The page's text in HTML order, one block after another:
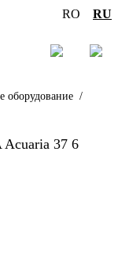
RO RU
оборудование /
Acuaria 37 6